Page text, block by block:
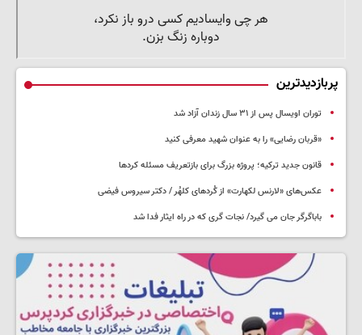
پربازدیدترین
توران اویسال پس از ۳۱ سال زندان آزاد شد
«قربان رضایی» را به عنوان شهید معرفی کنید
قانون جدید ترکیه؛ پروژه بزرگ‌ برای بازتعریف مسئله کردها
عکس‌های «لارنس لکهارت» از کُردهای کلهُر / دکتر سیروس فیضی
باباگرگر جان می گیرد/ نجات گری که در راه ایثار فدا شد